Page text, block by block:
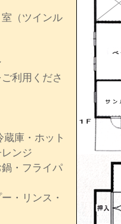
（ツインル
利用くださ
庫・ホット
ンジ
・フライパ
・リンス・